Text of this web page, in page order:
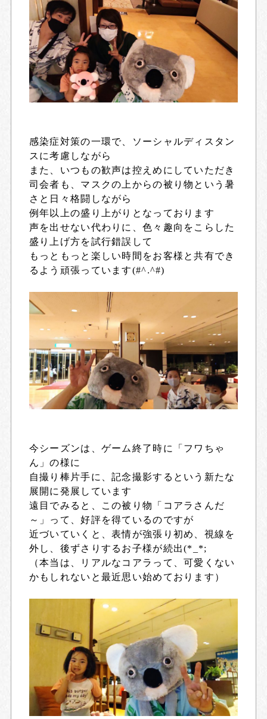
感染症対策の一環で、ソーシャルディスタン
スに考慮しながら
また、いつもの歓声は控えめにしていただき
司会者も、マスクの上からの被り物という暑
さと日々格闘しながら
例年以上の盛り上がりとなっております
声を出せない代わりに、色々趣向をこらした
盛り上げ方を試行錯誤して
もっともっと楽しい時間をお客様と共有でき
るよう頑張っています(#^.^#)
今シーズンは、ゲーム終了時に「フワちゃ
ん」の様に
自撮り棒片手に、記念撮影するという新たな
展開に発展しています
遠目でみると、この被り物「コアラさんだ
～」って、好評を得ているのですが
近づいていくと、表情が強張り初め、視線を
外し、後ずさりするお子様が続出(*_*;
（本当は、リアルなコアラって、可愛くない
かもしれないと最近思い始めております）